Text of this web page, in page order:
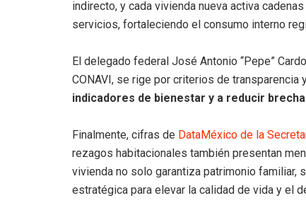
indirecto, y cada vivienda nueva activa
servicios, fortaleciendo el consumo interno
El delegado federal José Antonio “Pepe”
CONAVI, se rige por criterios de transparencia
indicadores de bienestar y a reducir
Finalmente, cifras de DataMéxico de la
rezagos habitacionales también presentan
vivienda no solo garantiza patrimonio familiar,
estratégica para elevar la calidad de vida y el